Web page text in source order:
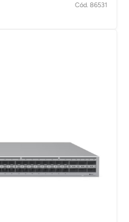
Cód. 86531